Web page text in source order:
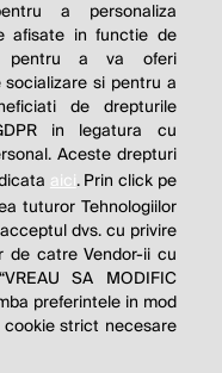
a personaliza
afisate in functie de
pentru a va oferi
si pentru a
de drepturile
in legatura cu
Aceste drepturi
aici. Prin click pe
tuturor Tehnologiilor
dvs. cu privire
de catre Vendor-ii cu
SA MODIFIC
preferintele in mod
strict necesare